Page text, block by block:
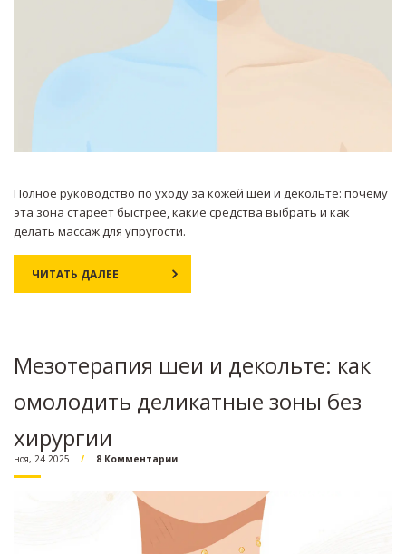
Полное руководство по уходу за кожей шеи и декольте: почему
эта зона стареет быстрее, какие средства выбрать и как
делать массаж для упругости.
ЧИТАТЬ ДАЛЕЕ
Мезотерапия шеи и декольте: как
омолодить деликатные зоны без
хирургии
ноя, 24 2025 8 Комментарии